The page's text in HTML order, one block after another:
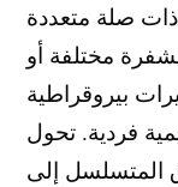
صلة متعددة
مختلفة أو
بيروقراطية
فردية. تحول
المتسلسل إلى